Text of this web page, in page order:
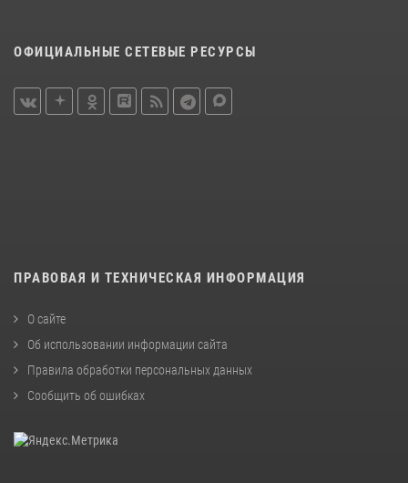
ОФИЦИАЛЬНЫЕ СЕТЕВЫЕ РЕСУРСЫ
ПРАВОВАЯ И ТЕХНИЧЕСКАЯ ИНФОРМАЦИЯ
О сайте
Об использовании информации сайта
Правила обработки персональных данных
Сообщить об ошибках